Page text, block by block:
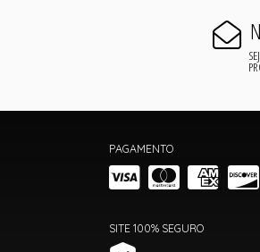
PAGAMENTO
SITE 100% SEGURO